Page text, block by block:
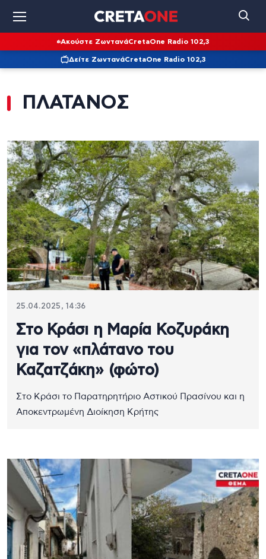
Ακούστε ΖωντανάCretaOne Radio 102,3
Δείτε ΖωντανάCretaOne Radio 102,3
ΠΛΑΤΑΝΟΣ
25.04.2025, 14:36
Στο Κράσι η Μαρία Κοζυράκη
για τον «πλάτανο του
Καζατζάκη» (φώτο)
Στο Κράσι το Παρατηρητήριο Αστικού Πρασίνου και η
Αποκεντρωμένη Διοίκηση Κρήτης